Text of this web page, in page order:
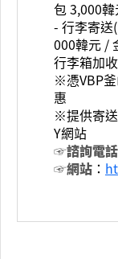
包 3,000
- 行李寄
000韓元 /
行李箱加
※憑VBP
惠
※提供寄
Y網站
☞諮詢電話
☞網站 ：